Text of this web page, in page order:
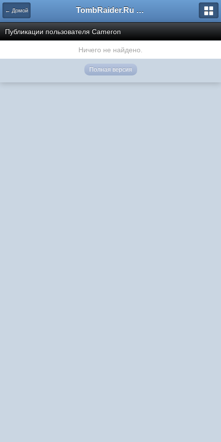
← Домой TombRaider.Ru - Форумы
Публикации пользователя Cameron
Ничего не найдено.
Полная версия